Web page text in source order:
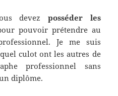
devez posséder les
pouvoir prétendre au
Je me suis
culot ont les autres de
professionnel sans
diplôme.